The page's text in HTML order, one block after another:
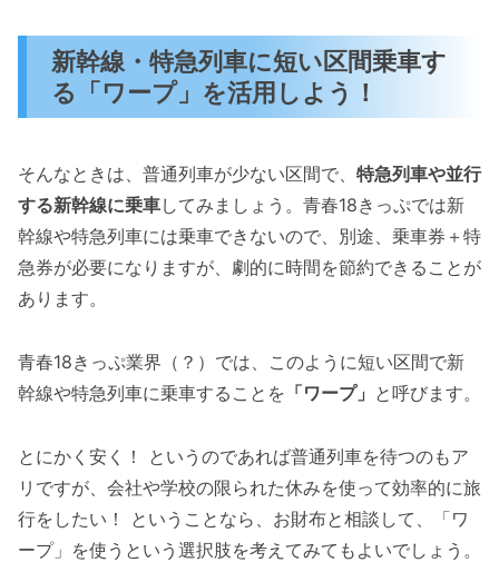
新幹線・特急列車に短い区間乗車す
る「ワープ」を活用しよう！
そんなときは、普通列車が少ない区間で、 特急列車や並行
する新幹線に乗車してみましょう。青春18きっぷでは新
幹線や特急列車には乗車できないので、別途、乗車券＋特
急券が必要になりますが、劇的に時間を節約できることが
あります。
青春18きっぷ業界（？）では、このように短い区間で新
幹線や特急列車に乗車することを 「ワープ」 と呼びます。
とにかく安く！ というのであれば普通列車を待つのもア
リですが、会社や学校の限られた休みを使って効率的に旅
行をしたい！ ということなら、お財布と相談して、「ワ
ープ」を使うという選択肢を考えてみてもよいでしょう。